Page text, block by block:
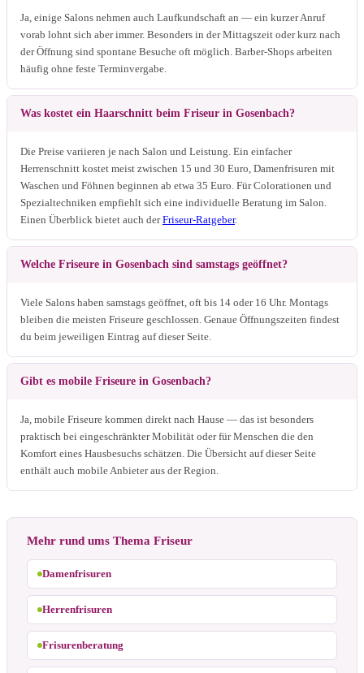
Ja, einige Salons nehmen auch Laufkundschaft an — ein kurzer Anruf
vorab lohnt sich aber immer. Besonders in der Mittagszeit oder kurz nach
der Öffnung sind spontane Besuche oft möglich. Barber-Shops arbeiten
häufig ohne feste Terminvergabe.
Was kostet ein Haarschnitt beim Friseur in Gosenbach?
Die Preise variieren je nach Salon und Leistung. Ein einfacher
Herrenschnitt kostet meist zwischen 15 und 30 Euro, Damenfrisuren mit
Waschen und Föhnen beginnen ab etwa 35 Euro. Für Colorationen und
Spezialtechniken empfiehlt sich eine individuelle Beratung im Salon.
Einen Überblick bietet auch derFriseur-Ratgeber.
Welche Friseure in Gosenbach sind samstags geöffnet?
Viele Salons haben samstags geöffnet, oft bis 14 oder 16 Uhr. Montags
bleiben die meisten Friseure geschlossen. Genaue Öffnungszeiten findest
du beim jeweiligen Eintrag auf dieser Seite.
Gibt es mobile Friseure in Gosenbach?
Ja, mobile Friseure kommen direkt nach Hause — das ist besonders
praktisch bei eingeschränkter Mobilität oder für Menschen die den
Komfort eines Hausbesuchs schätzen. Die Übersicht auf dieser Seite
enthält auch mobile Anbieter aus der Region.
Mehr rund ums Thema Friseur
Damenfrisuren
Herrenfrisuren
Frisurenberatung